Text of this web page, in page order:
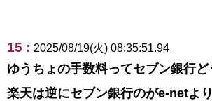
15 : 2025/08/19(火) 08:35:51.94
ゆうちょの手数料ってセブン銀行ど
楽天は逆にセブン銀行のがe-netよ